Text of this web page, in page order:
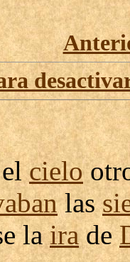
cielo
las
lairade